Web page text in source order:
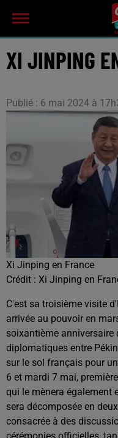
XI JINPING
Publié : 6 mai 2024 à
Xi Jinping en France
Crédit : Xi Jinping en
C'est sa troisième visite
arrivée au pouvoir en
soixantième
diplomatiques entre
sur le sol français pour
6 et mardi 7 mai,
qui le mènera également
sera décomposée en
consacrée à des